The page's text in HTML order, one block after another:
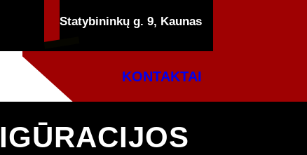
Statybininkų g. 9, Kaunas
KONTAKTAI